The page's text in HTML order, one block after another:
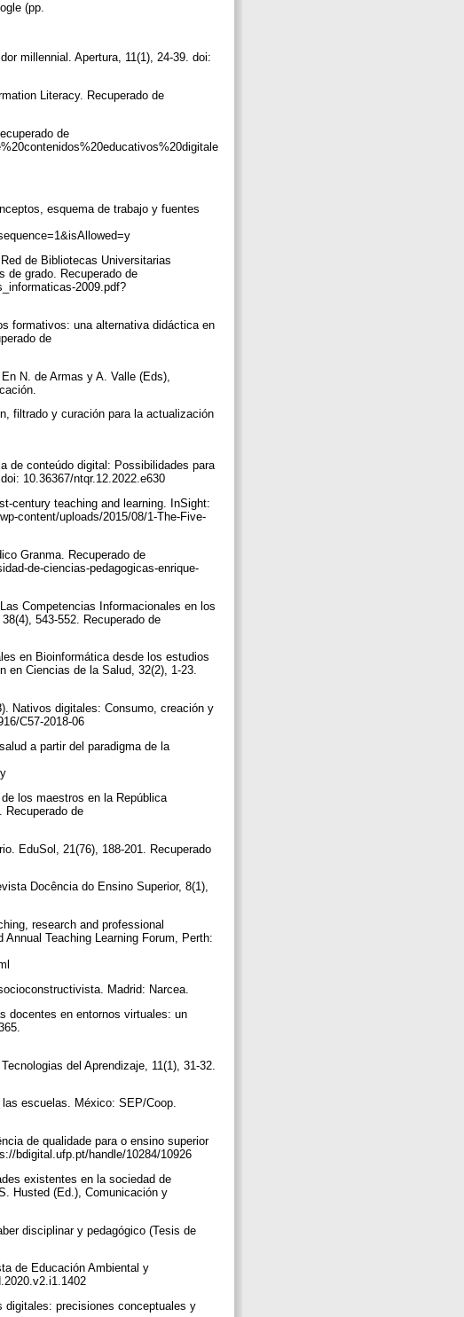
(pp.
millennial. Apertura, 11(1), 24-39. doi:
Literacy. Recuperado de
de
esquema de trabajo y fuentes
de Bibliotecas Universitarias
de grado. Recuperado de
2009.pdf?
formativos: una alternativa didáctica en
de
N. de Armas y A. Valle (Eds),
filtrado y curación para la actualización
de conteúdo digital: Possibilidades para
10.36367/ntqr.12.2022.e630
century teaching and learning. InSight:
content/uploads/2015/08/1-The-Five-
Granma. Recuperado de
de-ciencias-pedagogicas-enrique-
Competencias Informacionales en los
543-552. Recuperado de
en Bioinformática desde los estudios
en Ciencias de la Salud, 32(2), 1-23.
Nativos digitales: Consumo, creación y
C57-2018-06
a partir del paradigma de la
los maestros en la República
Recuperado de
EduSol, 21(76), 188-201. Recuperado
Docência do Ensino Superior, 8(1),
research and professional
Teaching Learning Forum, Perth:
Madrid: Narcea.
docentes en entornos virtuales: un
del Aprendizaje, 11(1), 31-32.
escuelas. México: SEP/Coop.
de qualidade para o ensino superior
bdigital.ufp.pt/handle/10284/10926
existentes en la sociedad de
Husted (Ed.), Comunicación y
disciplinar y pedagógico (Tesis de
de Educación Ambiental y
digitales: precisiones conceptuales y